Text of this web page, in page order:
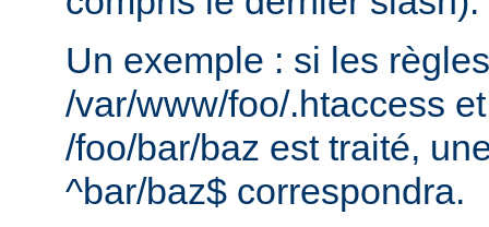
Un exemple : si les
/var/www/foo/.htaccess
/foo/bar/baz est traité,
^bar/baz$ correspondra.